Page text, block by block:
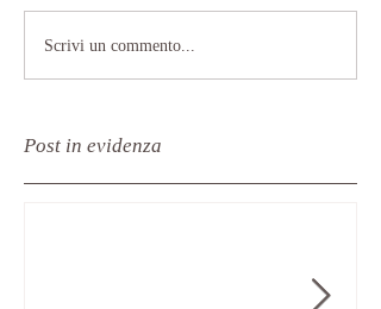
Scrivi un commento...
Post in evidenza